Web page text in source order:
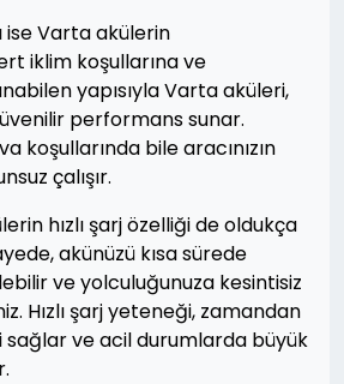
ise Varta akülerin
iklim koşullarına ve
yapısıyla Varta aküleri,
performans sunar.
koşullarında bile aracınızın
çalışır.
hızlı şarj özelliği de oldukça
akünüzü kısa sürede
ve yolculuğunuza kesintisiz
Hızlı şarj yeteneği, zamandan
ve acil durumlarda büyük